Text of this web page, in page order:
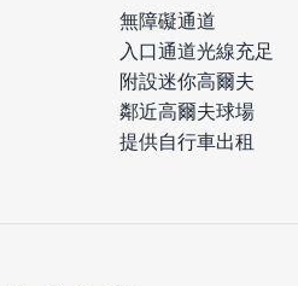
無障礙通道
入口通道光線充足
附設迷你高爾夫
鄰近高爾夫球場
提供自行車出租